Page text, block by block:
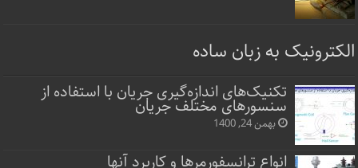
الکترونیک به زبان ساده
تکنیک‌های اندازه‌گیری جریان با استفاده از
سنسورهای مختلف جریان
بهمن 24, 1400
انواع ترانسفورمرها و کاربرد آنها